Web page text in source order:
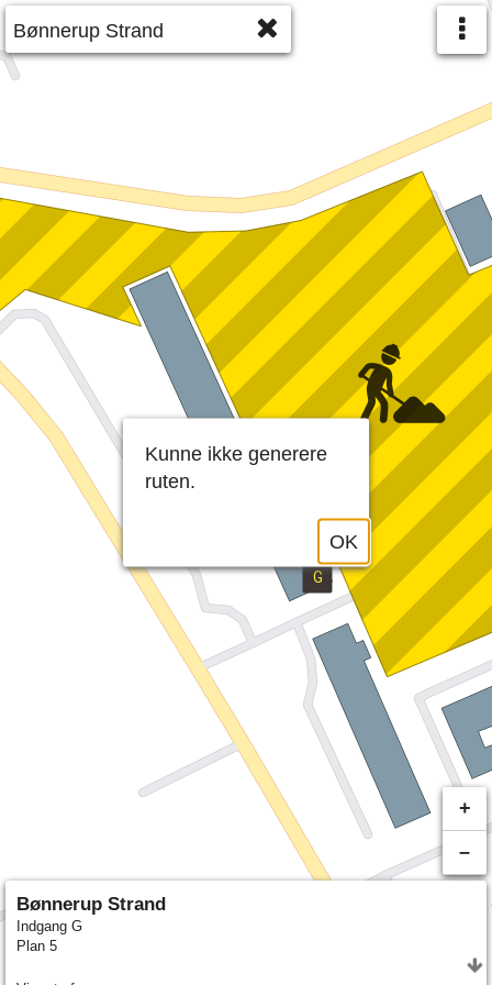
+
–
Kunne ikke generere
ruten.
OK
Bønnerup Strand
Indgang G
Plan 5